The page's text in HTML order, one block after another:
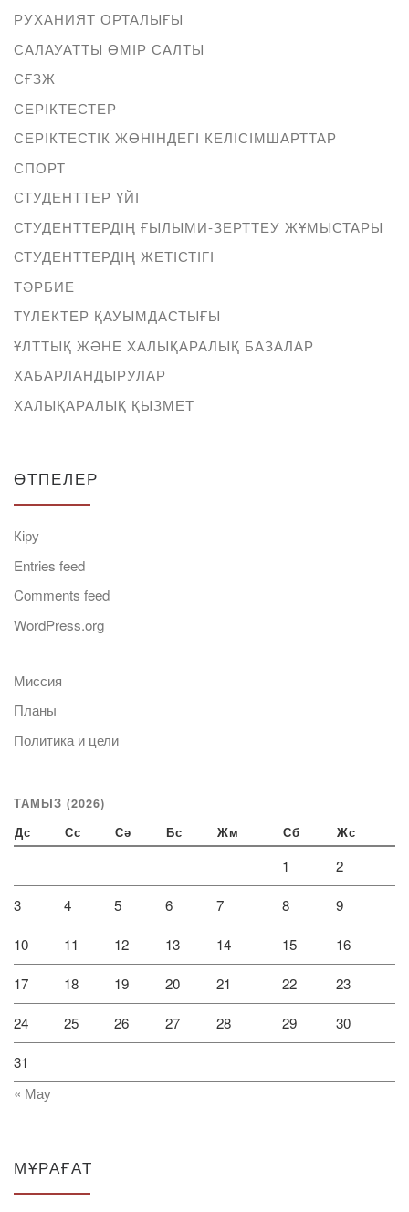
РУХАНИЯТ ОРТАЛЫҒЫ
САЛАУАТТЫ ӨМІР САЛТЫ
СҒЗЖ
СЕРІКТЕСТЕР
СЕРІКТЕСТІК ЖӨНІНДЕГІ КЕЛІСІМШАРТТАР
СПОРТ
СТУДЕНТТЕР ҮЙІ
СТУДЕНТТЕРДІҢ ҒЫЛЫМИ-ЗЕРТТЕУ ЖҰМЫСТАРЫ
СТУДЕНТТЕРДІҢ ЖЕТІСТІГІ
ТӘРБИЕ
ТҮЛЕКТЕР ҚАУЫМДАСТЫҒЫ
ҰЛТТЫҚ ЖӘНЕ ХАЛЫҚАРАЛЫҚ БАЗАЛАР
ХАБАРЛАНДЫРУЛАР
ХАЛЫҚАРАЛЫҚ ҚЫЗМЕТ
ӨТПЕЛЕР
Кіру
Entries feed
Comments feed
WordPress.org
Миссия
Планы
Политика и цели
ТАМЫЗ (2026)
Дс Сс Сә Бс Жм Сб Жс
1 2
3 4 5 6 7 8 9
10 11 12 13 14 15 16
17 18 19 20 21 22 23
24 25 26 27 28 29 30
31
« Мау
МҰРАҒАТ